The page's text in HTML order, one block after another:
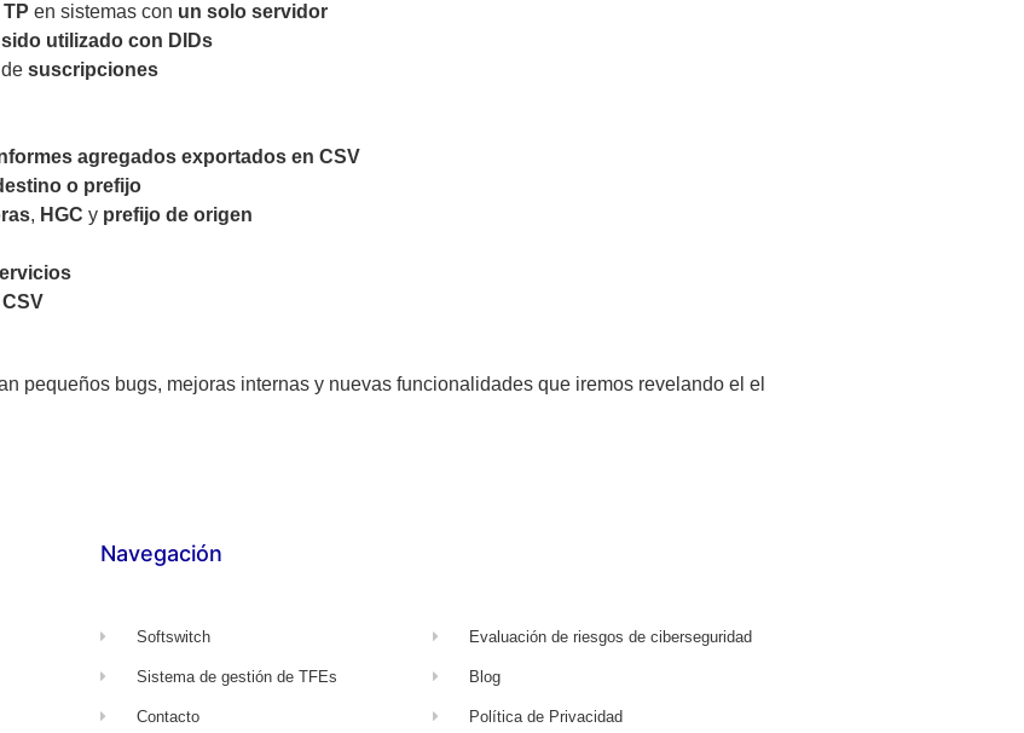
en sistemas con un solo servidor
utilizado con DIDs
suscripciones
agregados exportados en CSV
o prefijo
, HGC y prefijo de origen
pequeños bugs, mejoras internas y nuevas funcionalidades que iremos revelando el el
Navegación
Softswitch
Sistema de gestión de TFEs
Contacto
Evaluación de riesgos de ciberseguridad
Blog
Política de Privacidad